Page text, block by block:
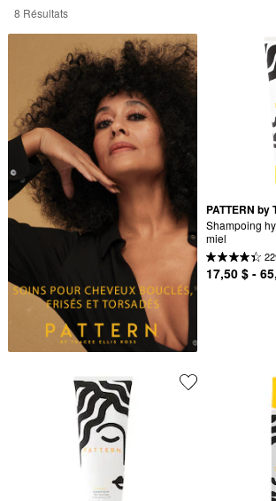
PATTERN by Tracee Ellis Ross Shampooings
8 Résultats
PATTERN
Shampoing
miel
17,50 $ -